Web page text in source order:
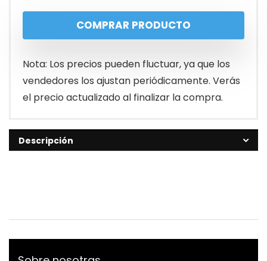
COMPRAR PRODUCTO
Nota: Los precios pueden fluctuar, ya que los
vendedores los ajustan periódicamente. Verás
el precio actualizado al finalizar la compra.
Descripción